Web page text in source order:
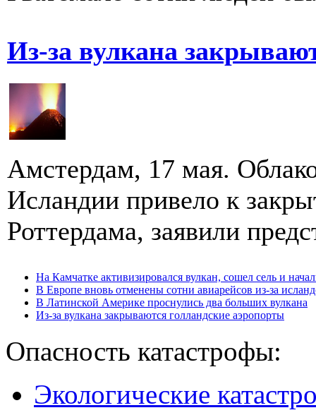
Из-за вулкана
Амстердам, 17 мая.
Исландии привело к
Роттердама, заявили
На Камчатке активизировался вулкан, сошел сель и
В Европе вновь отменены сотни авиарейсов из-за
В Латинской Америке проснулись два больших вулкана
Из-за вулкана закрываются голландские аэропорты
Опасность катастрофы:
Экологические